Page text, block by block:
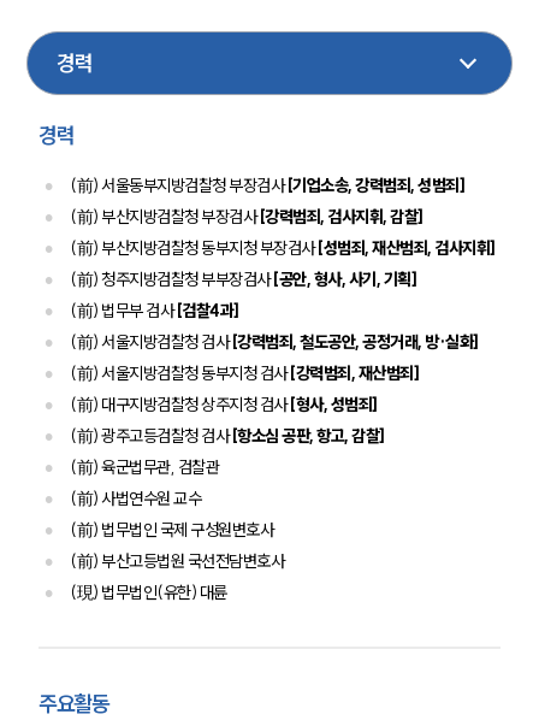
AI대륜
업무사례
사례분석/최신동향
법률정보
법률지식인
고객후기
업무분야
디지털포렌식 업무
압수수색 대응
전체
디지털포렌식전문변호사
공정거래
경력
(前) 서울동부지방검찰청 부장검사[기업소송, 강력범죄, 성범죄]
(前) 부산지방검찰청 부장검사[강력범죄, 검사지휘, 감찰]
(前) 부산지방검찰청 동부지청 부장검사[성범죄, 재산범죄, 검사지휘]
(前) 청주지방검찰청 부부장검사[공안, 형사, 사기, 기획]
(前) 법무부 검사[검찰4과]
(前) 서울지방검찰청 검사[강력범죄, 철도공안, 공정거래, 방·실화]
(前) 서울지방검찰청 동부지청 검사[강력범죄, 재산범죄]
(前) 대구지방검찰청 상주지청 검사[형사, 성범죄]
(前) 광주고등검찰청 검사[항소심 공판, 항고, 감찰]
(前) 육군법무관, 검찰관
(前) 사법연수원 교수
(前) 법무법인 국제 구성원변호사
(前) 부산고등법원 국선전담변호사
(現) 법무법인(유한) 대륜
주요활동